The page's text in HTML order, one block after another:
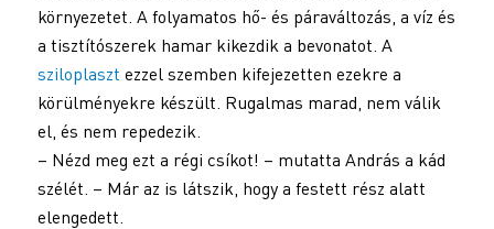
környezetet. A folyamatos hő- és páraváltozás, a víz és
a tisztítószerek hamar kikezdik a bevonatot. A
sziloplaszt ezzel szemben kifejezetten ezekre a
körülményekre készült. Rugalmas marad, nem válik
el, és nem repedezik.
– Nézd meg ezt a régi csíkot! – mutatta András a kád
szélét. – Már az is látszik, hogy a festett rész alatt
elengedett.